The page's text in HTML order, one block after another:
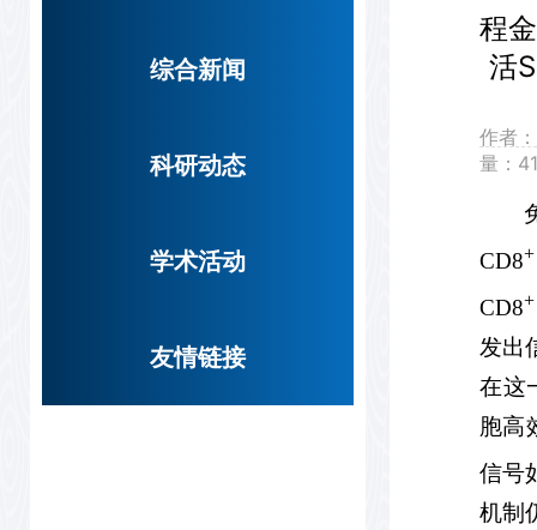
综合新闻
科研动态
学术活动
友情链接
程
活
作者
量：
CD8+
CD8+
发出
在这
胞高
信号
机制